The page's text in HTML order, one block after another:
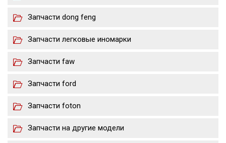
Запчасти dong feng
Запчасти легковые иномарки
Запчасти faw
Запчасти ford
Запчасти foton
Запчасти на другие модели